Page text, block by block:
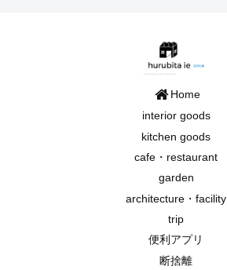
Home
interior goods
kitchen goods
cafe・restaurant
garden
architecture・facility
trip
便利アプリ
断捨離